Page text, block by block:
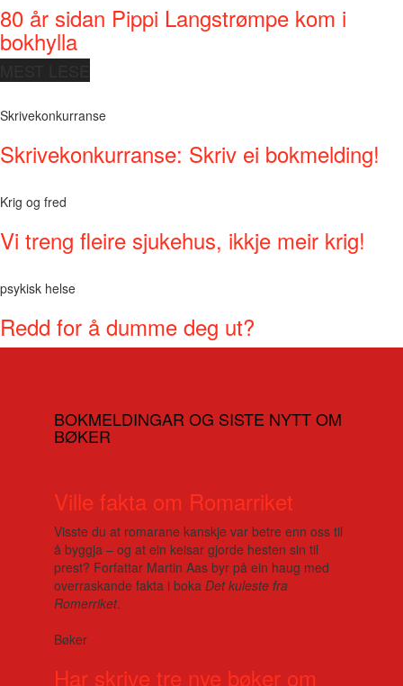
80 år sidan Pippi Langstrømpe kom i
bokhylla
Skrivekonkurranse
Skrivekonkurranse: Skriv ei bokmelding!
Krig og fred
Vi treng fleire sjukehus, ikkje meir krig!
psykisk helse
Redd for å dumme deg ut?
BOKMELDINGAR OG SISTE NYTT OM
BØKER
Ville fakta om Romarriket
Visste du at romarane kanskje var betre enn oss til
å byggja – og at ein keisar gjorde hesten sin til
prest? Forfattar Martin Aas byr på ein haug med
overraskande fakta i boka Det kuleste fra
Romerriket.
Bøker
Har skrive tre nye bøker om